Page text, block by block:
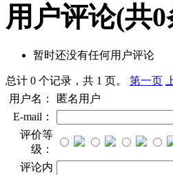
用户评论(共0
暂时还没有任何用户评论
总计 0 个记录，共 1 页。 第一页
用户名：
匿名用户
E-mail：
评价等
级：
评论内